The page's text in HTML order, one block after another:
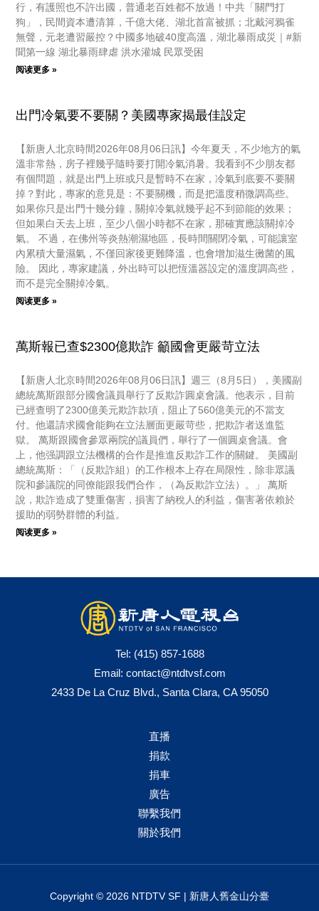
行，有護照也不許出國，普通老百姓都不放過！中共「關門打
狗」，民間資本遭清算，千億大佬、湖北首富被抓；北戴河鴉雀
無聲，元老遭習嚴控？中國多地破40度高溫，湖北暴雨成災｜#新
聞第一線 湖北暴雨肆虐 洪水灌城 民眾受困
阅读更多 »
出門冷氣要不要關？美國專家揭最佳設定
【新唐人北京時間2026年08月06日訊】今年夏天，不少地方的氣
溫非常熱，房子裡幾乎隨時要打開冷氣消暑。我看到不少朋友都
有個問題，就是出門上班或只是暫時不在家，冷氣到底要不要關
掉？對此，專家的意見是：不要關機，而是把溫度稍微調高些。
如果你只是出門十幾分鐘，關掉冷氣就幾乎起不到節能的效果；
但如果白天去上班，至少八個小時都不在家，那確實應該關掉冷
氣。 不過，在佛州等炎熱潮濕地區，長時間關閉冷氣，可能讓室
內累積大量濕氣，不僅回家後更難降溫，也會增加滋生黴菌的風
險。 因此，專家建議，外出時可以把恆溫器設定的溫度調高些，
而不是完全關掉冷氣。
阅读更多 »
萬斯報已查$2300億欺詐 籲國會更嚴苛立法
【新唐人北京時間2026年08月06日訊】週三（8月5日），美國副
總統萬斯跟部分國會議員舉行了反欺詐圓桌會議。他表示，目前
已經查明了2300億美元欺詐款項，阻止了560億美元的不當支
付。他還請求國會能夠在立法層面更嚴苛些，把欺詐者送進監
獄。 萬斯跟國會參眾兩院的議員們，舉行了一個圓桌會議。會
上，他强調跟立法機構的合作是推進反欺詐工作的關鍵。 美國副
總統萬斯：「（反欺詐組）的工作根本上存在局限性，除非眾議
院和參議院的同僚能跟我們合作，（為反欺詐立法）。」 萬斯
說，欺詐造成了雙重傷害，損害了納稅人的利益，傷害著依賴於
援助的弱勢群體的利益。
阅读更多 »
Tel: (415) 857-1688
Email: contact@ntdtvsf.com
2433 De La Cruz Blvd., Santa Clara, CA 95050
直播
捐款
捐車
廣告
聯繫我們
關於我們
Copyright © 2026 NTDTV SF | 新唐人舊金山分臺